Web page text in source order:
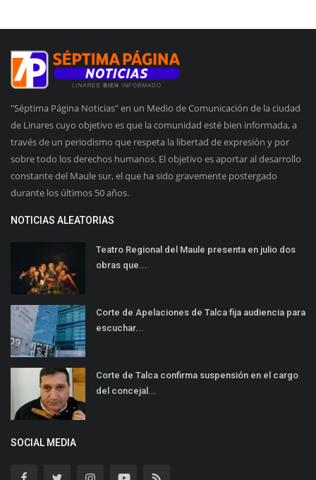
"Séptima Página Noticias" en un Medio de Comunicación de la ciudad
de Linares cuyo objetivo es que la comunidad esté bien informada, a
través de un periodismo que respeta la libertad de expresión y por
sobre todo los derechos humanos. El objetivo es aportar al desarrollo
constante del Maule sur, el que ha sido gravemente postergado
durante los últimos 50 años.
NOTICIAS ALEATORIAS
Teatro Regional del Maule presenta en julio dos
obras que...
Corte de Apelaciones de Talca fija audiencia para
escuchar...
Corte de Talca confirma suspensión en el cargo
del concejal...
SOCIAL MEDIA